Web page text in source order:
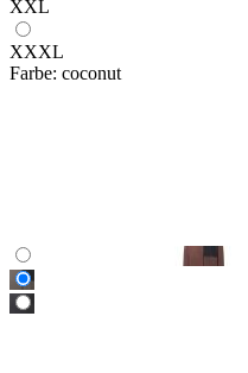
XXL
XXXL
Farbe: coconut